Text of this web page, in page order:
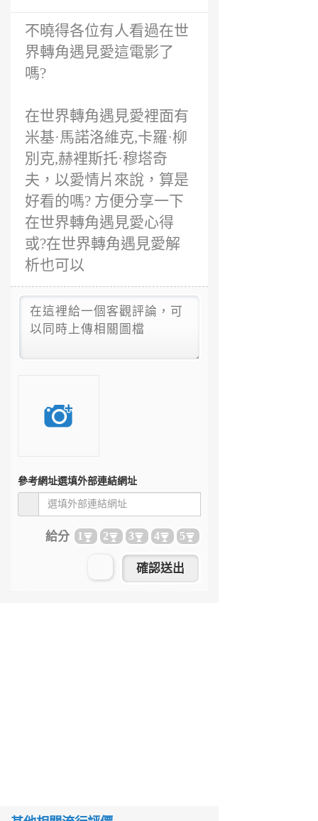
不曉得各位有人看過在世
界轉角遇見愛這電影了
嗎?
在世界轉角遇見愛裡面有
米基·馬諾洛維克,卡羅·柳
別克,赫裡斯托·穆塔奇
夫，以愛情片來說，算是
好看的嗎? 方便分享一下
在世界轉角遇見愛心得
或?在世界轉角遇見愛解
析也可以
參考網址選填外部連結網址
給分 1 2 3 4 5